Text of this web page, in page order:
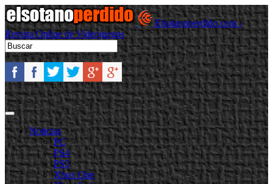
Elsotanoperdido.com -
Revista Online de Videojuegos
Noticias
PC
PS4
PS5
Xbox One